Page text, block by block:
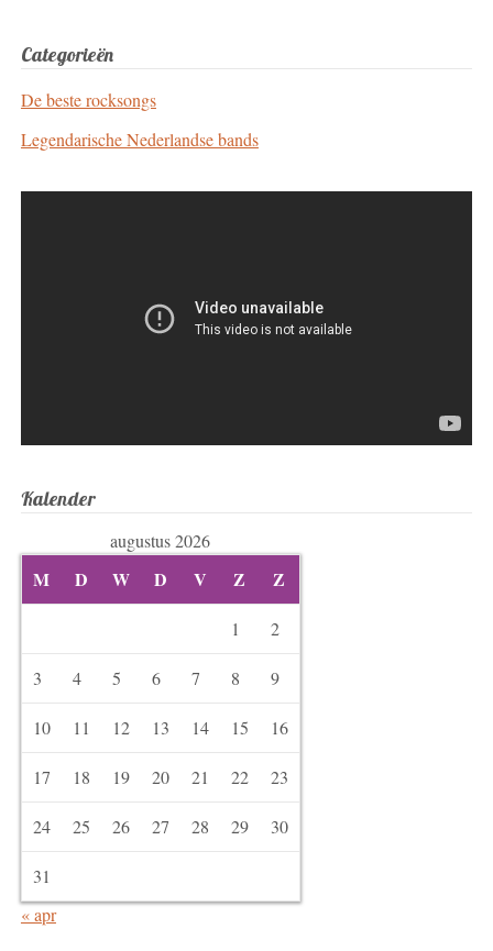
Categorieën
De beste rocksongs
Legendarische Nederlandse bands
Kalender
augustus 2026
M D W D V Z Z
1 2
3 4 5 6 7 8 9
10 11 12 13 14 15 16
17 18 19 20 21 22 23
24 25 26 27 28 29 30
31
« apr